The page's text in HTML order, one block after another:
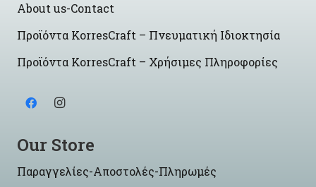
About us-Contact
Προϊόντα KorresCraft – Πνευματική Ιδιοκτησία
Προϊόντα KorresCraft – Χρήσιμες Πληροφορίες
Our Store
Παραγγελίες-Αποστολές-Πληρωμές